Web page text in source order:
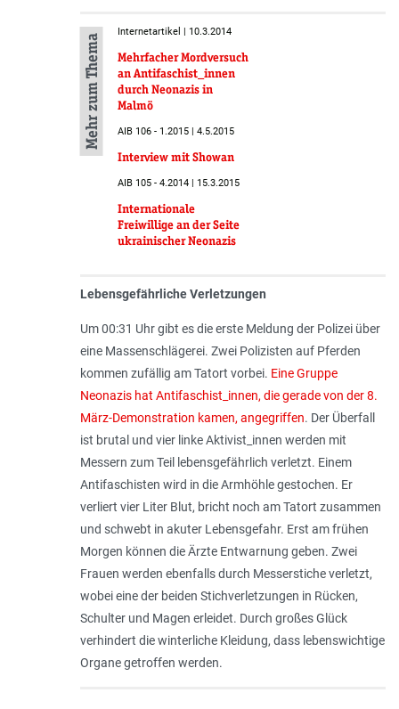
Mehr zum Thema
Internetartikel | 10.3.2014
Mehrfacher Mordversuch
an Antifaschist_innen
durch Neonazis in
Malmö
AIB 106 - 1.2015 | 4.5.2015
Interview mit Showan
AIB 105 - 4.2014 | 15.3.2015
Internationale
Freiwillige an der Seite
ukrainischer Neonazis
Lebensgefährliche Verletzungen
Um 00:31 Uhr gibt es die erste Meldung der Polizei über
eine Massenschlägerei. Zwei Polizisten auf Pferden
kommen zufällig am Tatort vorbei. Eine Gruppe
Neonazis hat Antifaschist_innen, die gerade von der 8.
März-Demonstration kamen, angegriffen. Der Überfall
ist brutal und vier linke Aktivist_innen werden mit
Messern zum Teil lebensgefährlich verletzt. Einem
Antifaschisten wird in die Armhöhle gestochen. Er
verliert vier Liter Blut, bricht noch am Tatort zusammen
und schwebt in akuter Lebensgefahr. Erst am frühen
Morgen können die Ärzte Entwarnung geben. Zwei
Frauen werden ebenfalls durch Messerstiche verletzt,
wobei eine der beiden Stichverletzungen in Rücken,
Schulter und Magen erleidet. Durch großes Glück
verhindert die winterliche Kleidung, dass lebenswichtige
Organe getroffen werden.